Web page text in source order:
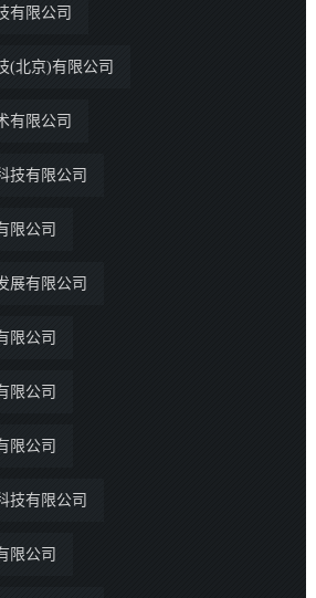
有限公司
(北京)有限公司
有限公司
技有限公司
限公司
展有限公司
限公司
限公司
限公司
技有限公司
限公司